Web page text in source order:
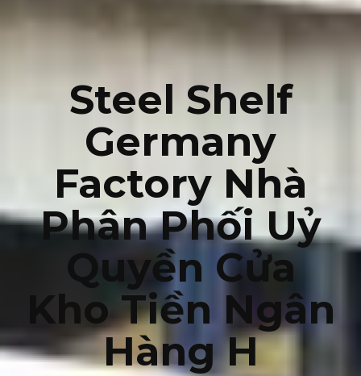
Steel Shelf
Germany
Factory Nhà
Phân Phối Uỷ
Quyền Cửa
Kho Tiền Ngân
Hàng H